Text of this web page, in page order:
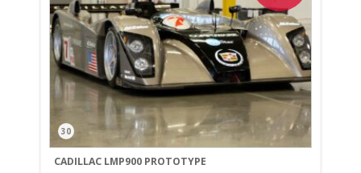
30
CADILLAC LMP900 PROTOTYPE